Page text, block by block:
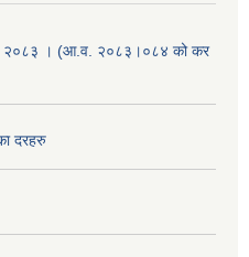
२०८३ । (आ.व. २०८३।०८४ को कर
दरहरु